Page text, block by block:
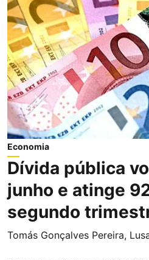
Economia
Dívida pública
junho e atinge
segundo
Tomás Gonçalves Pereira,